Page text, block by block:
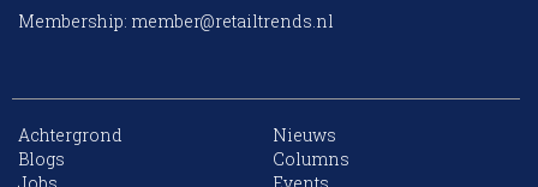
Membership: member@retailtrends.nl
Achtergrond
Nieuws
Blogs
Columns